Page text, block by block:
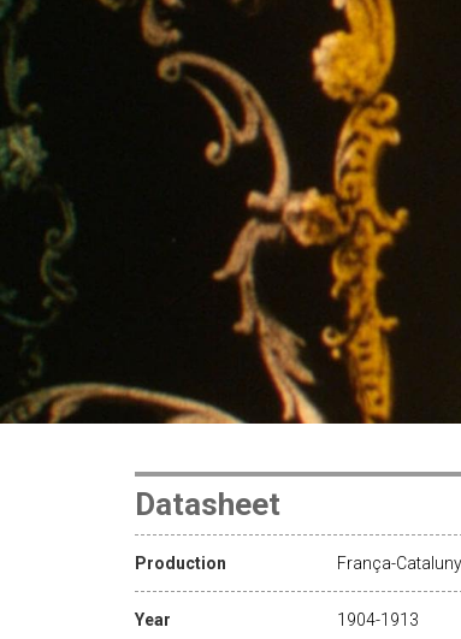
Datasheet
Production França-
Year 1904-1913